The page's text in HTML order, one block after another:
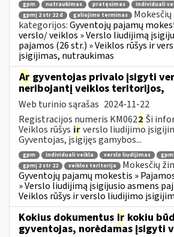
gpm nutraukimas pratęsimas individuali
gpmį 2 str 22 d
galiojimo terminas
kategorijos:Gyventojų pajamų
verslo/ veiklos » Verslo liudijimą
pajamos (26 str.) » Veiklos rūšys ir
įsigijimas, nutraukimas
Ar gyventojas privalo įsigyti
neribojantį veiklos teritorijos,
Web turinio sąrašas 2024-11-22
Registracijos numeris KM0622 Ši
Veiklos rūšys irverslo liudijimo
Gyventojas, įsigijęs gamybos...
gpm individuali veikla verslo liudijimas
gpmį 2 str 22
veiklos teritorija
Mokesčių
Gyventojų pajamų mokestis »
» Verslo liudijimą įsigijusio asmens
Veiklos rūšys ir verslo liudijimo
Kokius dokumentus ir kokiu
gyventojas, norėdamas įsigyti